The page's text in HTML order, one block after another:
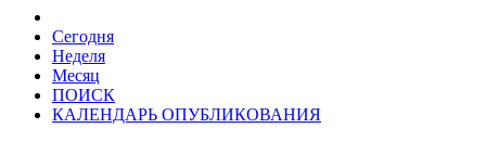
Сегодня
Неделя
Месяц
ПОИСК
КАЛЕНДАРЬ ОПУБЛИКОВАНИЯ